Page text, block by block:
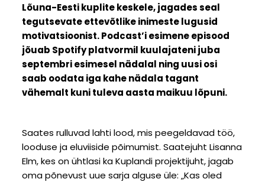
Lõuna-Eesti kuplite keskele, jagades seal
tegutsevate ettevõtlike inimeste lugusid
motivatsioonist. Podcast’i esimene episood
jõuab Spotify platvormil kuulajateni juba
septembri esimesel nädalal ning uusi osi
saab oodata iga kahe nädala tagant
vähemalt kuni tuleva aasta maikuu lõpuni.
Saates rulluvad lahti lood, mis peegeldavad töö,
looduse ja eluviiside põimumist. Saatejuht Lisanna
Elm, kes on ühtlasi ka Kuplandi projektijuht, jagab
oma põnevust uue sarja alguse üle: „Kas oled